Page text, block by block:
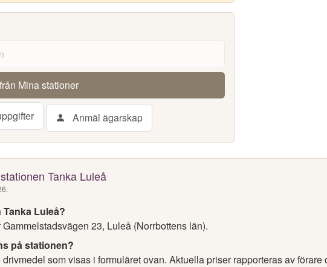
Mina stationer
Anmäl ägarskap
Tanka Luleå
Luleå?
23, Luleå (Norrbottens län).
på stationen?
som visas i formuläret ovan. Aktuella priser rapporteras av förare